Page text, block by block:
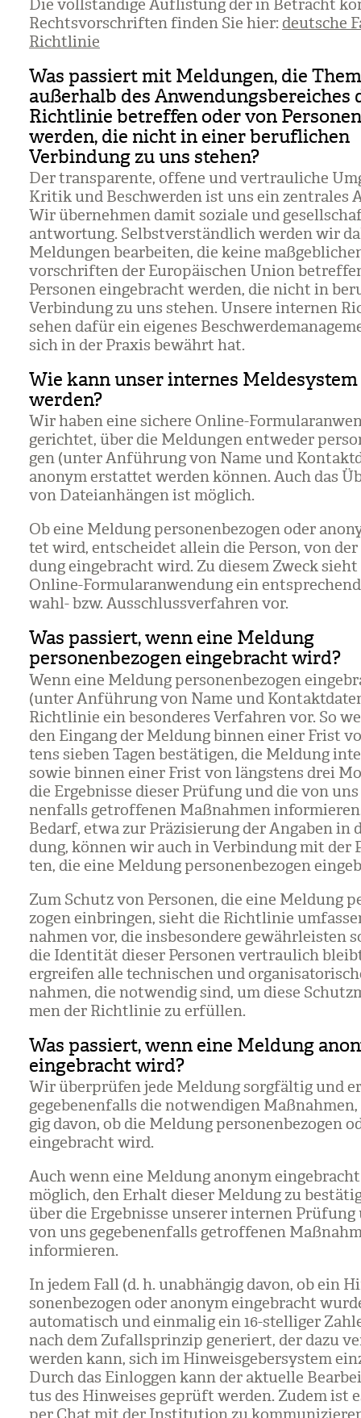
Die voll­stän­dige Auf­lis­tung der in Betracht
Rechts­vor­schrif­ten fin­den Sie hier: deutsche
Richtlinie
Was passiert mit Meldungen, die
außerhalb des Anwendungsbereiches
Richtlinie betreffen oder von
werden, die nicht in einer beruflichen
Verbindung zu uns stehen?
Der trans­pa­rente, offene und ver­trau­li­che
Kri­tik und Beschwer­den ist uns ein zen­tra­les
Wir über­neh­men damit soziale und
ant­wor­tung. Selbst­ver­ständ­lich wer­den wir
Mel­dun­gen bear­bei­ten, die keine
vor­schrif­ten der Euro­päi­schen Union
Per­so­nen ein­ge­bracht wer­den, die nicht in
Ver­bin­dung zu uns ste­hen. Unsere inter­nen
sehen dafür ein eige­nes
sich in der Pra­xis bewährt hat.
Wie kann unser internes
werden?
Wir haben eine sichere Online-
ge­rich­tet, über die Mel­dun­gen ent­we­der
gen (unter Anfüh­rung von Name und
anonym erstat­tet wer­den kön­nen. Auch das
von Datei­an­hän­gen ist mög­lich.
Ob eine Mel­dung per­so­nen­be­zo­gen oder
tet wird, ent­schei­det allein die Per­son, von
dung ein­ge­bracht wird. Zu die­sem Zweck
Online-For­mu­lar­an­wen­dung ein
wahl- bzw. Aus­schluss­ver­fah­ren vor.
Was passiert, wenn eine Meldung
personenbezogen eingebracht wird?
Wenn eine Mel­dung per­so­nen­be­zo­gen
(unter Anfüh­rung von Name und
Richt­li­nie ein beson­de­res Ver­fah­ren vor. So
den Ein­gang der Mel­dung bin­nen einer Frist
tens sie­ben Tagen bestä­ti­gen, die Mel­dung
sowie bin­nen einer Frist von längs­tens drei
die Ergeb­nisse die­ser Prü­fung und die von
nen­falls getrof­fe­nen Maß­nah­men
Bedarf, etwa zur Prä­zi­sie­rung der Anga­ben in
dung, kön­nen wir auch in Ver­bin­dung mit der
ten, die eine Mel­dung per­so­nen­be­zo­gen
Zum Schutz von Per­so­nen, die eine Mel­dung
zo­gen ein­brin­gen, sieht die Richt­li­nie
nah­men vor, die ins­be­son­dere gewähr­leis­ten
die Iden­ti­tät die­ser Per­so­nen ver­trau­lich
ergrei­fen alle tech­ni­schen und
nah­men, die not­wen­dig sind, um diese
men der Richt­li­nie zu erfül­len.
Was passiert, wenn eine Meldung
eingebracht wird?
Wir über­prü­fen jede Mel­dung sorg­fäl­tig und
gege­be­nen­falls die not­wen­di­gen
gig davon, ob die Mel­dung per­so­nen­be­zo­gen
ein­ge­bracht wird.
Auch wenn eine Mel­dung anonym
mög­lich, den Erhalt die­ser Mel­dung zu
über die Ergeb­nisse unse­rer inter­nen Prü­fung
von uns gege­be­nen­falls getrof­fe­nen
infor­mie­ren.
In jedem Fall (d. h. unab­hän­gig davon, ob ein
so­nen­be­zo­gen oder anonym ein­ge­bracht
auto­ma­tisch und ein­ma­lig ein 16-stel­li­ger
nach dem Zufalls­prin­zip gene­riert, der dazu
wer­den kann, sich im Hin­weis­ge­ber­sys­tem
Durch das Ein­log­gen kann der aktu­elle
tus des Hin­wei­ses geprüft wer­den. Zudem ist